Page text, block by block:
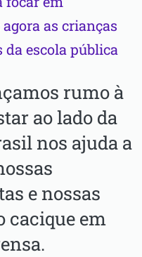
as crianças
escola pública
rumo à
ao lado da
nos ajuda a
e nossas
cacique em